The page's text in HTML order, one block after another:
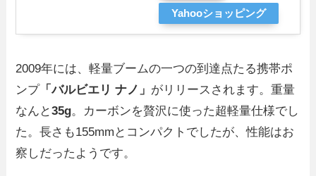
Yahooショッピング
2009年には、軽量ブームの一つの到達点たる携帯ポ
ンプ「バルビエリ ナノ」 がリリースされます。重量
なんと35g。カーボンを贅沢に使った超軽量仕様でし
た。長さも155mmとコンパクトでしたが、性能はお
察しだったようです。